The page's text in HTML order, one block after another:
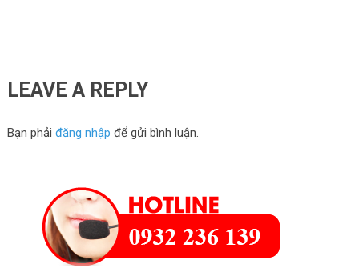
LEAVE A REPLY
Bạn phải đăng nhập để gửi bình luận.